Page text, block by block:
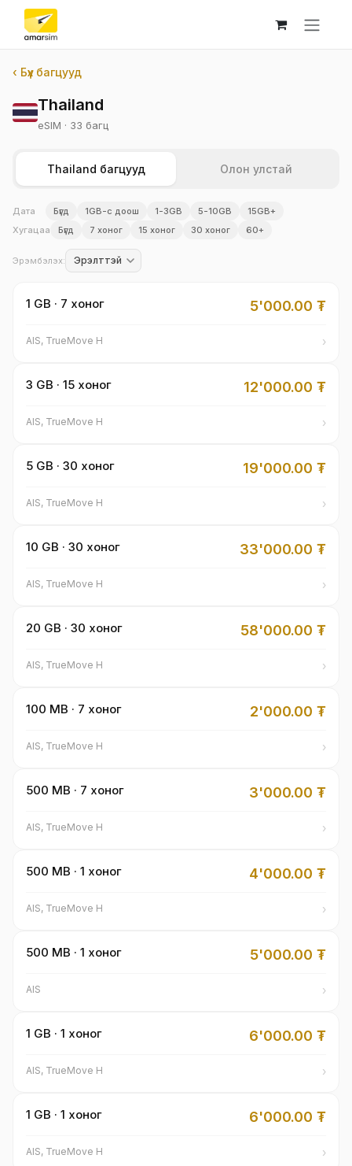
Skip to Content
‹ Бүх багцууд
Thailand
eSIM · 33 багц
Thailand багцууд Олон улстай
Дата Бүгд 1GB-с доош 1-3GB 5-10GB
15GB+
Хугацаа
Бүгд 7 хоног 15 хоног 30 хоног 60+
Эрэмбэлэх:
1 GB · 7 хоног 5'000.00 ₮
AIS, TrueMove H ›
3 GB · 15 хоног 12'000.00 ₮
AIS, TrueMove H ›
5 GB · 30 хоног 19'000.00 ₮
AIS, TrueMove H ›
10 GB · 30 хоног 33'000.00 ₮
AIS, TrueMove H ›
20 GB · 30 хоног 58'000.00 ₮
AIS, TrueMove H ›
100 MB · 7 хоног 2'000.00 ₮
AIS, TrueMove H ›
500 MB · 7 хоног 3'000.00 ₮
AIS, TrueMove H ›
500 MB · 1 хоног 4'000.00 ₮
AIS, TrueMove H ›
500 MB · 1 хоног 5'000.00 ₮
AIS ›
1 GB · 1 хоног 6'000.00 ₮
AIS, TrueMove H ›
1 GB · 1 хоног 6'000.00 ₮
AIS, TrueMove H ›